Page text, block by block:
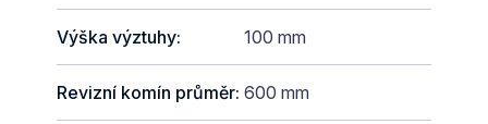
Výška výztuhy: 100 mm
Revizní komín průměr: 600 mm